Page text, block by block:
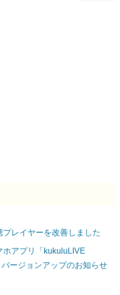
プレイヤーを改善しました
ホアプリ「kukuluLIVE
ージョンアップのお知らせ